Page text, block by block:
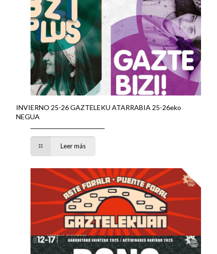
INVIERNO 25-26 GAZTELEKU ATARRABIA 25-26eko
NEGUA
Leer más